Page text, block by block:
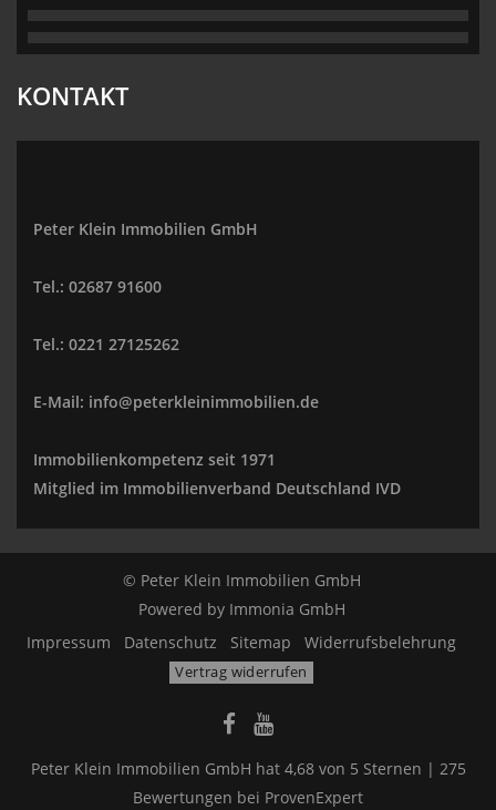
KONTAKT
Peter Klein Immobilien GmbH
Tel.: 02687 91600
Tel.: 0221 27125262
E-Mail: info@peterkleinimmobilien.de
Immobilienkompetenz seit 1971
Mitglied im Immobilienverband Deutschland IVD
© Peter Klein Immobilien GmbH
Powered by Immonia GmbH
Impressum
Datenschutz Sitemap Widerrufsbelehrung
Vertrag widerrufen
Peter Klein Immobilien GmbH hat 4,68von 5 Sternen | 275
Bewertungen bei ProvenExpert